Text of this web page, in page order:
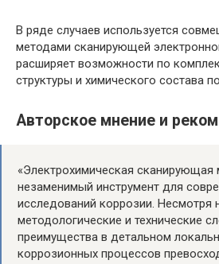
В ряде случаев используется
методами сканирующей
расширяет возможности по
структуры и химического состава
Авторское мнение и
«Электрохимическая
незаменимый инструмент для
исследований коррозии. Несмотря
методологические и технические
преимущества в детальном
коррозионных процессов